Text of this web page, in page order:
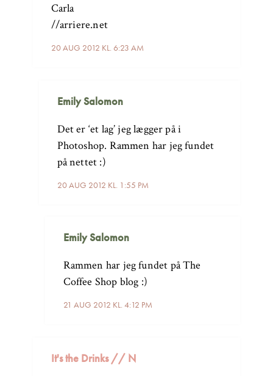
20 AUG 2012 KL. 6:23 AM
Carla
//arriere.net
Emily Salomon
20 AUG 2012 KL. 1:55 PM
Det er ‘et lag’ jeg lægger på i
Photoshop. Rammen har jeg fundet
på nettet :)
Emily Salomon
21 AUG 2012 KL. 4:12 PM
Rammen har jeg fundet på The
Coffee Shop blog :)
It's the Drinks // N